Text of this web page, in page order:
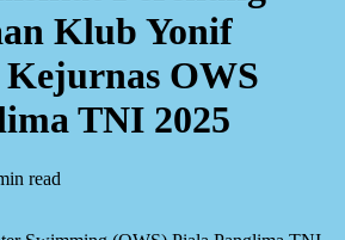
Klub Yonif
OWS
TNI 2025
read